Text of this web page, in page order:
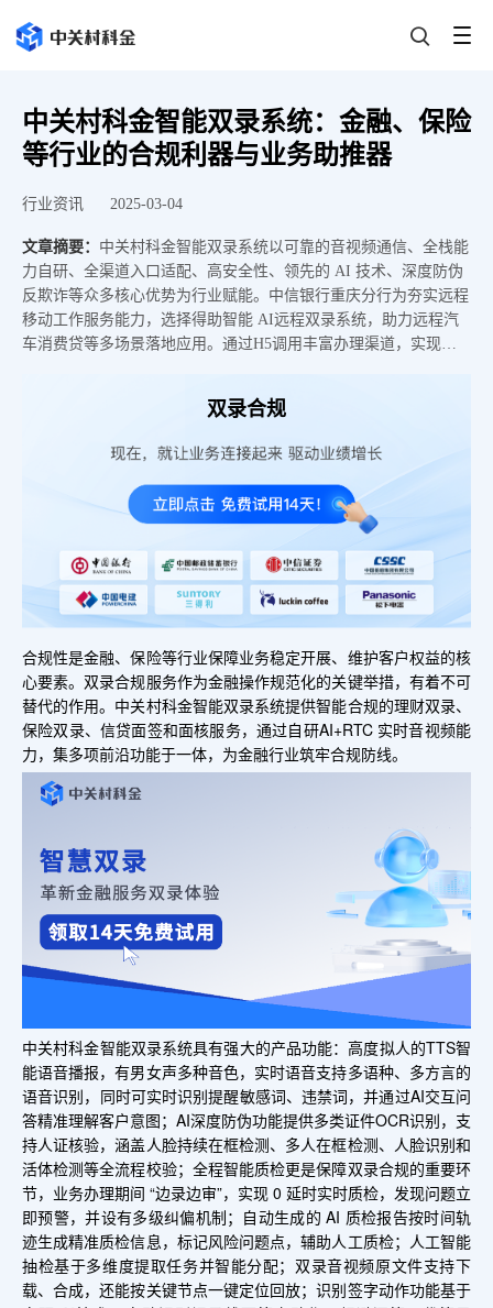
中关村科金智能双录系统：金融、保险
等行业的合规利器与业务助推器
行业资讯 2025-03-04
文章摘要： 中关村科金智能双录系统以可靠的音视频通信、全栈能
力自研、全渠道入口适配、高安全性、领先的 AI 技术、深度防伪
反欺诈等众多核心优势为行业赋能。中信银行重庆分行为夯实远程
移动工作服务能力，选择得助智能 AI远程双录系统，助力远程汽
车消费贷等多场景落地应用。通过H5调用丰富办理渠道，实现高
双录合规
合规性是金融、保险等行业保障业务稳定开展、维护客户权益的核
心要素。双录合规服务作为金融操作规范化的关键举措，有着不可
替代的作用。中关村科金智能双录系统提供智能合规的理财双录、
保险双录、信贷面签和面核服务，通过自研AI+RTC 实时音视频能
力，集多项前沿功能于一体，为金融行业筑牢合规防线。
中关村科金智能双录系统具有强大的产品功能：高度拟人的TTS智
能语音播报，有男女声多种音色，实时语音支持多语种、多方言的
语音识别，同时可实时识别提醒敏感词、违禁词，并通过AI交互问
答精准理解客户意图；AI深度防伪功能提供多类证件OCR识别，支
持人证核验，涵盖人脸持续在框检测、多人在框检测、人脸识别和
活体检测等全流程校验；全程智能质检更是保障双录合规的重要环
节，业务办理期间 “边录边审”，实现 0 延时实时质检，发现问题立
即预警，并设有多级纠偏机制；自动生成的 AI 质检报告按时间轨
迹生成精准质检信息，标记风险问题点，辅助人工质检；人工智能
抽检基于多维度提取任务并智能分配；双录音视频原文件支持下
载、合成，还能按关键节点一键定位回放；识别签字动作功能基于